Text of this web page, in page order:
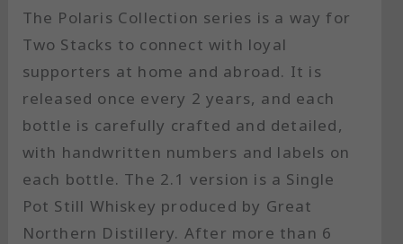
The Polaris Collection series is a way for
Two Stacks to connect with loyal
supporters at home and abroad. It is
released once every 2 years, and each
bottle is carefully crafted and detailed,
with handwritten numbers and labels on
each bottle. The 2.1 version is a Single
Pot Still Whiskey produced by Great
Northern Distillery. After more than 6